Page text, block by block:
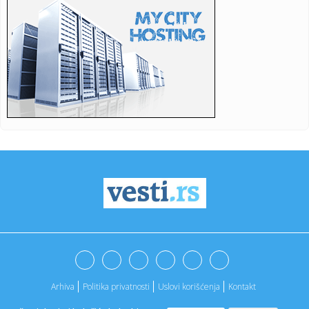
23:21:U Zvorniku nastupali guslari iz Srbije, Crne Gore i Republike
Srp...
23:21:Burna noć u Vitezu i Novom Travniku: Eksplozivna naprava
bačena...
23:21:Godišnja inflacija u Grčkoj usporila na 3,4 odsto u julu,
najni...
Inspektori upali u ilegalnu sušaru: Oko 1.000 pršuta, svi će
Belgijski ronilac pronašao neobično blago u olupini broda
23:21:Sveta Petka Trnova posebno se poštuje među ženama: Ovi
Arhiva Politika privatnosti Uslovi korišćenja Kontakt